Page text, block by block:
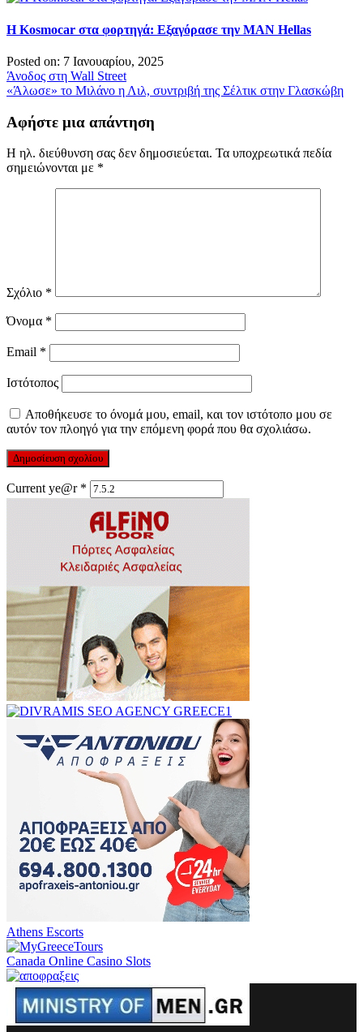
Η Kosmocar στα φορτηγά: Εξαγόρασε την MAN Hellas
Posted on: 7 Ιανουαρίου, 2025
Πλοήγηση
άρθρων
Άνοδος στη Wall Street
«Άλωσε» το Μιλάνο η Λιλ, συντριβή της Σέλτικ στην Γλασκώβη
Αφήστε μια απάντηση
Η ηλ. διεύθυνση σας δεν δημοσιεύεται. Τα υποχρεωτικά πεδία
σημειώνονται με *
Σχόλιο *
Όνομα *
Email *
Ιστότοπος
Αποθήκευσε το όνομά μου, email, και τον ιστότοπο μου σε
αυτόν τον πλοηγό για την επόμενη φορά που θα σχολιάσω.
Current ye@r *
Athens Escorts
Canada Online Casino Slots